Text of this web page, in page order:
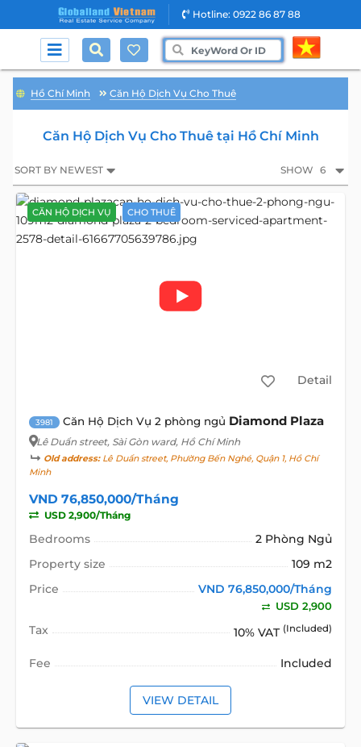
Hotline: 0922 86 87 88
Hồ Chí Minh Căn Hộ Dịch Vụ Cho Thuê
Căn Hộ Dịch Vụ Cho Thuê tại Hồ Chí Minh
SORT BY NEWEST SHOW 6
CĂN HỘ DỊCH VỤ CHO THUÊ
Detail
3981 Căn Hộ Dịch Vụ 2 phòng ngủ Diamond Plaza
Lê Duẩn street, Sài Gòn ward, Hồ Chí Minh
Old address:Lê Duẩn street, Phường Bến Nghé, Quận 1, Hồ Chí
Minh
VND 76,850,000/Tháng
USD 2,900/Tháng
Bedrooms
2 Phòng Ngủ
Property size
109 m2
Price
VND 76,850,000/Tháng
USD 2,900
Tax 10% VAT (Included)
Fee Included
VIEW DETAIL